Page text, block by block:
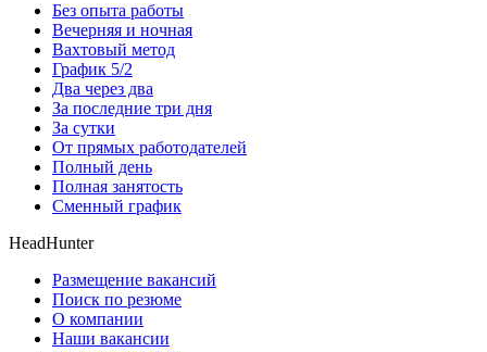
Без опыта работы
Вечерняя и ночная
Вахтовый метод
График 5/2
Два через два
За последние три дня
За сутки
От прямых работодателей
Полный день
Полная занятость
Сменный график
HeadHunter
Размещение вакансий
Поиск по резюме
О компании
Наши вакансии